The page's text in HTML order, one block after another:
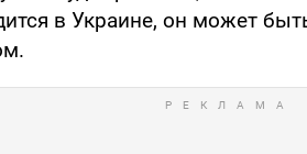
в Украине, он может